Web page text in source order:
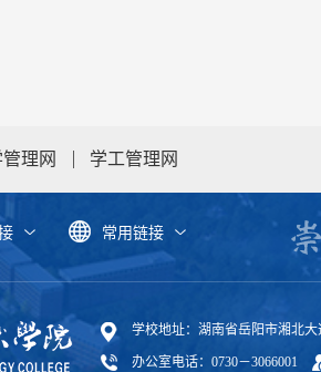
理网 学工管理网
常用链接
学校地址：湖南省岳阳市湘北大
办公室电话：0730－3066001